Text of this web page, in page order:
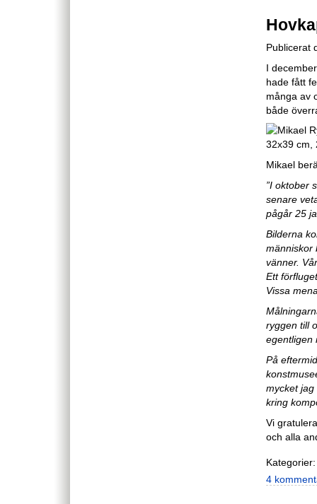
Publicerat
I
hade fått
många av
både
Mikael
”I oktober
senare
pågår 25
Bilderna
människor
vänner.
Ett
Vissa
ryggen till
egentligen
På
mycket
kring
Vi
och alla
Kategorier:
4